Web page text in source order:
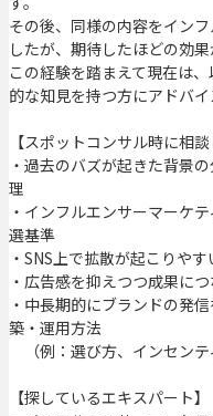
その後、同様の内容をイン
したが、期待したほどの効果
この経験を踏まえて現在は
的な知見を持つ方にアドバイ
【スポットコンサル時に相談
・過去のバズが起きた背景
理
・インフルエンサーマーケ
選基準
・SNS上で拡散が起こりや
・広告感を抑えつつ成果に
・中長期的にブランドの発
築・運用方法
（例：選び方、インセンテ
【探しているエキスパート】